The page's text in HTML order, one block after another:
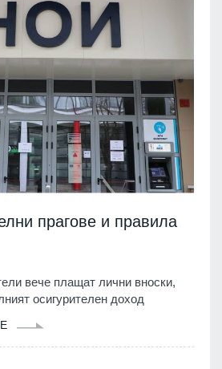
прагове и правила
вече плащат лични вноски,
осигурителен доход